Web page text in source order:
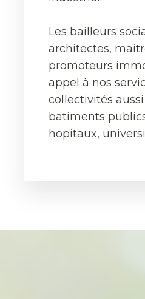
Les bailleurs
architectes,
promoteurs
appel à nos
collectivités
batiments
hopitaux,